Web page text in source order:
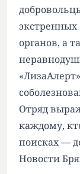
органов, а
Отряд
каждому,
поисках —
Новости